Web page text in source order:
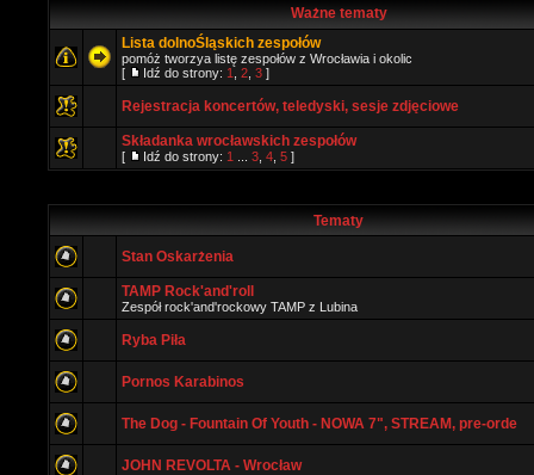
Ważne tematy
Lista dolnoŚląskich zespołów
pomóż tworzya listę zespołów z Wrocławia i okolic
[
Idź do strony: 1 2 3 ]
Rejestracja koncertów, teledyski, sesje zdjęciowe
Składanka wrocławskich zespołów
[ Idź do strony: 1 3 4 5 ]
Tematy
Stan Oskarżenia
TAMP Rock'and'roll
Zespół rock'and'rockowy TAMP z Lubina
Ryba Piła
Pornos Karabinos
The Dog - Fountain Of Youth - NOWA 7", STREAM, pre-orde
JOHN REVOLTA - Wrocław